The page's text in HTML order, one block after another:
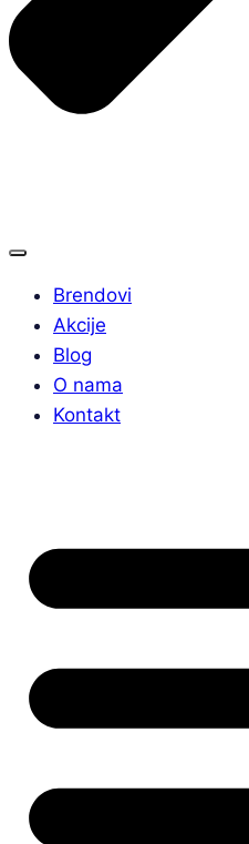
Brendovi
Akcije
Blog
O nama
Kontakt